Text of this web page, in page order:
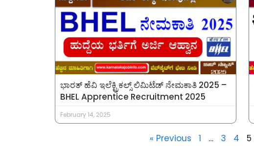
ಭಾರತ್ ಹೆವಿ ಇಲೆಕ್ಟ್ರಿಕಲ್ಸ್ ಲಿಮಿಟೆಡ್ ನೇಮಕಾತಿ 2025 –
BHEL Apprentice Recruitment 2025
February 14, 2025
« Previous 1 … 3 4 5